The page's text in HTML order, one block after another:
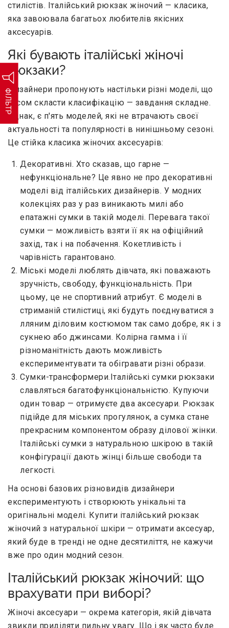
ФІЛЬТР
стилістів. Італійський рюкзак жіночий — класика,
яка завоювала багатьох любителів якісних
аксесуарів.
Які бувають італійські жіночі
рюкзаки?
Дизайнери пропонують настільки різні моделі, що
часом скласти класифікацію — завдання складне.
Однак, є п'ять моделей, які не втрачають своєї
актуальності та популярності в нинішньому сезоні.
Це стійка класика жіночих аксесуарів:
Декоративні. Хто сказав, що гарне —
нефункціональне? Це явно не про декоративні
моделі від італійських дизайнерів. У модних
колекціях раз у раз виникають милі або
епатажні сумки в такій моделі. Перевага такої
сумки — можливість взяти її як на офіційний
захід, так і на побачення. Кокетливість і
чарівність гарантовано.
Міські моделі люблять дівчата, які поважають
зручність, свободу, функціональність. При
цьому, це не спортивний атрибут. Є моделі в
стриманій стилістиці, які будуть поєднуватися з
лляним діловим костюмом так само добре, як і з
сукнею або джинсами. Колірна гамма і її
різноманітність дають можливість
експериментувати та обігравати різні образи.
Сумки-трансформери.Італійські сумки рюкзаки
славляться багатофункціональністю. Купуючи
один товар — отримуєте два аксесуари. Рюкзак
підійде для міських прогулянок, а сумка стане
прекрасним компонентом образу ділової жінки.
Італійські сумки з натуральною шкірою в такій
конфігурації дають жінці більше свободи та
легкості.
На основі базових різновидів дизайнери
експериментують і створюють унікальні та
оригінальні моделі. Купити італійський рюкзак
жіночий з натуральної шкіри — отримати аксесуар,
який буде в тренді не одне десятиліття, не кажучи
вже про один модний сезон.
Італійський рюкзак жіночий: що
врахувати при виборі?
Жіночі аксесуари — окрема категорія, якій дівчата
звикли приділяти пильну увагу. Що і як часто буде